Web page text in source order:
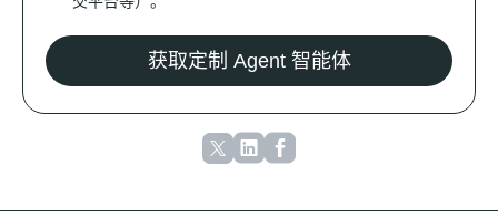
获取定制 Agent 智能体